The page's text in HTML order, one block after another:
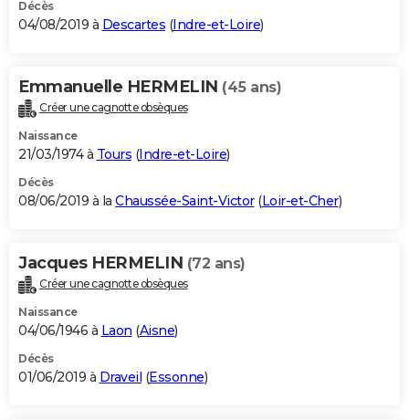
Décès
04/08/2019 à Descartes (Indre-et-Loire)
Emmanuelle HERMELIN (45 ans)
Créer une cagnotte obsèques
Naissance
21/03/1974 à Tours (Indre-et-Loire)
Décès
08/06/2019 à la Chaussée-Saint-Victor(Loir-et-Cher)
Jacques HERMELIN (72 ans)
Créer une cagnotte obsèques
Naissance
04/06/1946 à Laon (Aisne)
Décès
01/06/2019 à Draveil (Essonne)